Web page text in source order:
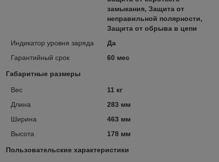
замыкания, Защита от
неправильной полярности,
Защита от обрыва в цепи
Индикатор уровня заряда
Да
Гарантийный срок
60 мес
Габаритные размеры
Вес
11 кг
Длина
283 мм
Ширина
463 мм
Высота
178 мм
Пользовательские характеристики